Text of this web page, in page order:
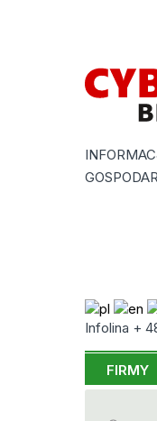
Infolina +
FIRMY